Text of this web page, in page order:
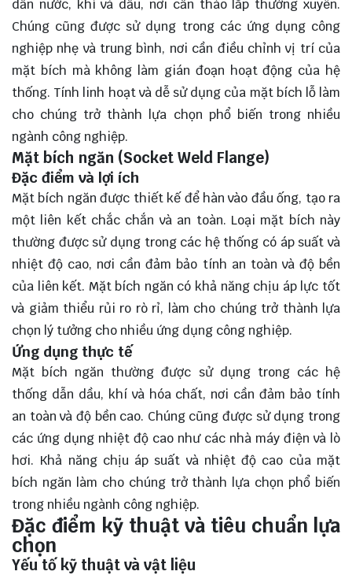
dẫn nước, khí và dầu, nơi cần tháo lắp thường xuyên.
Chúng cũng được sử dụng trong các ứng dụng công
nghiệp nhẹ và trung bình, nơi cần điều chỉnh vị trí của
mặt bích mà không làm gián đoạn hoạt động của hệ
thống. Tính linh hoạt và dễ sử dụng của mặt bích lỗ làm
cho chúng trở thành lựa chọn phổ biến trong nhiều
ngành công nghiệp.
Mặt bích ngăn (Socket Weld Flange)
Đặc điểm và lợi ích
Mặt bích ngăn được thiết kế để hàn vào đầu ống, tạo ra
một liên kết chắc chắn và an toàn. Loại mặt bích này
thường được sử dụng trong các hệ thống có áp suất và
nhiệt độ cao, nơi cần đảm bảo tính an toàn và độ bền
của liên kết. Mặt bích ngăn có khả năng chịu áp lực tốt
và giảm thiểu rủi ro rò rỉ, làm cho chúng trở thành lựa
chọn lý tưởng cho nhiều ứng dụng công nghiệp.
Ứng dụng thực tế
Mặt bích ngăn thường được sử dụng trong các hệ
thống dẫn dầu, khí và hóa chất, nơi cần đảm bảo tính
an toàn và độ bền cao. Chúng cũng được sử dụng trong
các ứng dụng nhiệt độ cao như các nhà máy điện và lò
hơi. Khả năng chịu áp suất và nhiệt độ cao của mặt
bích ngăn làm cho chúng trở thành lựa chọn phổ biến
trong nhiều ngành công nghiệp.
Đặc điểm kỹ thuật và tiêu chuẩn lựa
chọn
Yếu tố kỹ thuật và vật liệu